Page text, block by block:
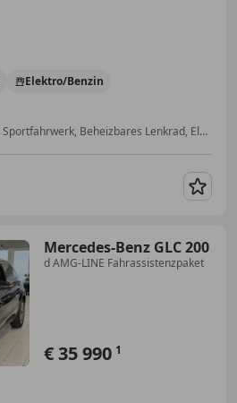
Elektro/Benzin
360° Kamera, Fahrerairbag, Sportfahrwerk, Beheizbares Lenkrad, Elektrische Sitze, Schlüssellose Zentralverriegelung, Verkehrszeichenerkennung, ESP
Mercedes-Benz GLC 200
d AMG-LINE Fahrassistenzpaket
€ 35 990 1